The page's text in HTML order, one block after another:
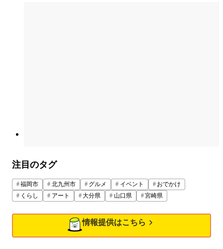
注目のタグ
福岡市 北九州市 グルメ イベント
おでかけ
くらし
アート 大分県 山口県 宮崎県
情報提供はこちら